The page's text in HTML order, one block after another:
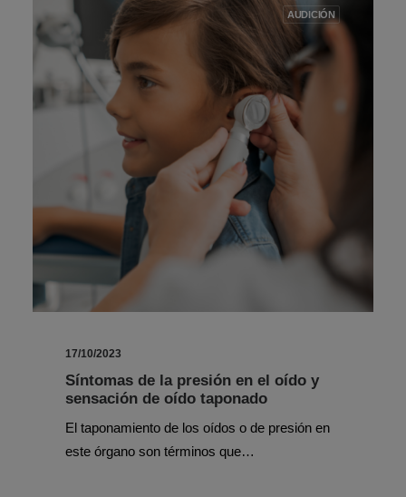
AUDICIÓN
17/10/2023
Síntomas de la presión en el oído y
sensación de oído taponado
El taponamiento de los oídos o de presión en
este órgano son términos que…